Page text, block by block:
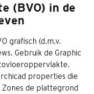
(BVO) in de
grafisch (d.m.v.
Gebruik de Graphic
properties die
Zones de plattegrond